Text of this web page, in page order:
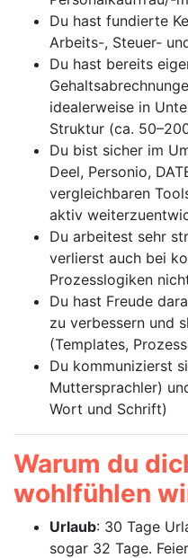
Du hast fundierte
Arbeits-, Steuer-
Du hast bereits
idealerweise in
Struktur (ca.
Du bist sicher im
Deel, Personio,
vergleichbaren
aktiv
Du arbeitest sehr
verlierst auch bei
Prozesslogiken
Du hast Freude
zu verbessern und
(Templates,
Du kommunizierst
Muttersprachler)
Wort und Schrift)
Warum du
wohlfühlen
Urlaub: 30 Tage
sogar 32 Tage.